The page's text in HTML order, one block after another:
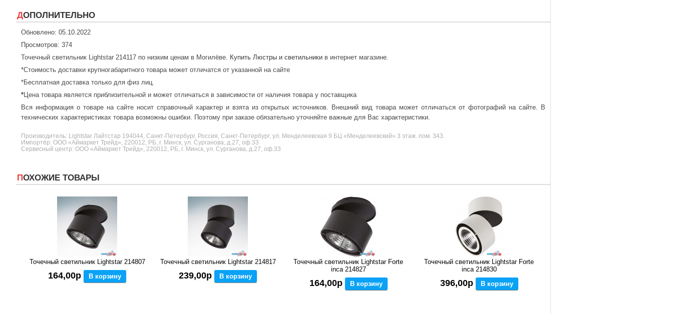
ДОПОЛНИТЕЛЬНО
Обновлено: 05.10.2022
Просмотров: 374
Точечный светильник Lightstar 214117 по низким ценам в Могилёве. Купить Люстры и светильники в интернет магазине.
*Стоимость доставки крупногабаритного товара может отличатся от указанной на сайте
*Бесплатная доставка только для физ лиц.
*Цена товара является приблизительной и может отличаться в зависимости от наличия товара у поставщика
Вся информация о товаре на сайте носит справочный характер и взята из открытых источников. Внешний вид товара может отличаться от фотографий на сайте. В
технических характеристиках товара возможны ошибки. Поэтому при заказе обязательно уточняйте важные для Вас характеристики.
Производитель: Lightstar Лайтстар 194044, Санкт-Петербург, Россия, Санкт-Петербург, ул. Менделеевская 9 БЦ «Менделеевский» 3 этаж. пом. 343.
Импортёр: ООО «Аймаркет Трейд», 220012, РБ, г. Минск, ул. Сурганова, д.27, оф.33
Сервисный центр: ООО «Аймаркет Трейд», 220012, РБ, г. Минск, ул. Сурганова, д.27, оф.33
ПОХОЖИЕ ТОВАРЫ
Точечный светильник Lightstar 214807
164,00р В корзину
Точечный светильник Lightstar 214817
239,00р В корзину
Точечный светильник Lightstar Forte
inca 214827
164,00р В корзину
Точечный светильник Lightstar Forte
inca 214830
396,00р В корзину